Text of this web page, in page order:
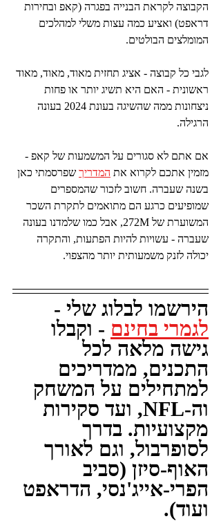
הקבוצה לקראת הבנייה בפגרה (קאפ ובחירות
דראפט) ואציע כמה עצות משלי למהלכים
המומלצים הבולטים.
לגבי כל קבוצה - אציג תחזית מאוד, מאוד, מאוד
ראשונית - האם היא תשיג יותר או פחות
ניצחונות ממה שהשיגה בעונת 2024 בעונה
הרגילה.
אם אתם לא סגורים על המשמעות של קאפ -
מזמין אתכם לקרוא את המדריך שפרסמתי כאן
בשנה שעברה. חשוב לזכור שהמספרים
שמופיעים כרגע הם מתואמים לתקרת השכר
המשוערת של 272M, אבל כמו שלמדנו בעונה
שעברה - עשויות להיות הפתעות, והתקרה
יכולה לזנק משמעותית יותר מהצפוי.
הירשמו לבלוג שלי -
לגמרי בחינם - וקבלו
גישה מלאה לכל
התכנים, ממדריכים
למתחילים על המשחק
וה-NFL, ועד סקירות
מקצועיות. בדרך
לסופרבול, וגם לאורך
האוף-סיזן (סביב
הפרי-אייג'נסי, הדראפט
ועוד).